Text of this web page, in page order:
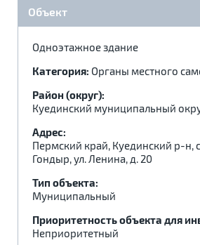
Объект
Одноэтажное здание
Категория: Органы местного
Район (округ):
Куединский муниципальный
Адрес:
Пермский край, Куединский р-н,
Гондыр, ул. Ленина, д. 20
Тип объекта:
Муниципальный
Приоритетность объекта для
Неприоритетный